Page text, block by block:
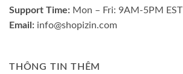
Support Time: Mon – Fri: 9AM-5PM EST
Email: info@shopizin.com
THÔNG TIN THÊM